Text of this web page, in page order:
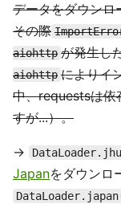
データをダウンロ
その際
aiohttp が発生し
aiohttp によりイ
中、requestsは依
すが...）。
→
Japanをダウンロ